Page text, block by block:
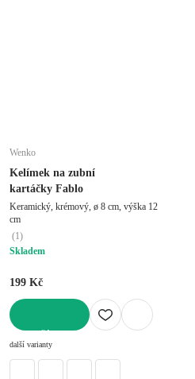
Wenko
Kelímek na zubní
kartáčky Fablo
Keramický, krémový, ø 8 cm, výška 12
cm
(1)
Skladem
199 Kč
další varianty